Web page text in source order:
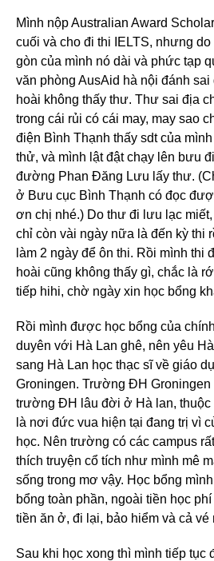
Mình nộp Australian Award
cuối và cho đi thi IELTS, nhưng
gòn của mình nó dài và phức tạp
văn phòng AusAid hà nội đánh
hoài không thấy thư. Thư sai địa
trong cái rủi có cái may, may sao
điện Bình Thạnh thấy sdt của
thử, và mình lật đật chạy lên bưu
đường Phan Đăng Lưu lấy thư.
ở Bưu cục Bình Thạnh có đọc
ơn chị nhé.) Do thư đi lưu lạc
chỉ còn vài ngày nữa là đến kỳ thi
làm 2 ngày để ôn thi. Rồi mình thi
hoài cũng không thấy gì, chắc là
tiếp hihi, chờ ngày xin học bổng
Rồi mình được học bổng của
duyên với Hà Lan ghê, nên yêu
sang Hà Lan học thạc sĩ về giáo
Groningen. Trường ĐH Groningen
trường ĐH lâu đời ở Hà lan, thuộc
là nơi đức vua hiện tại đang trị vì
học. Nên trường có các campus
thích truyện cổ tích như mình mê
sống trong mơ vậy. Học bổng
bổng toàn phần, ngoài tiền học
tiền ăn ở, đi lại, bảo hiểm và cả vé
Sau khi học xong thì mình tiếp tục